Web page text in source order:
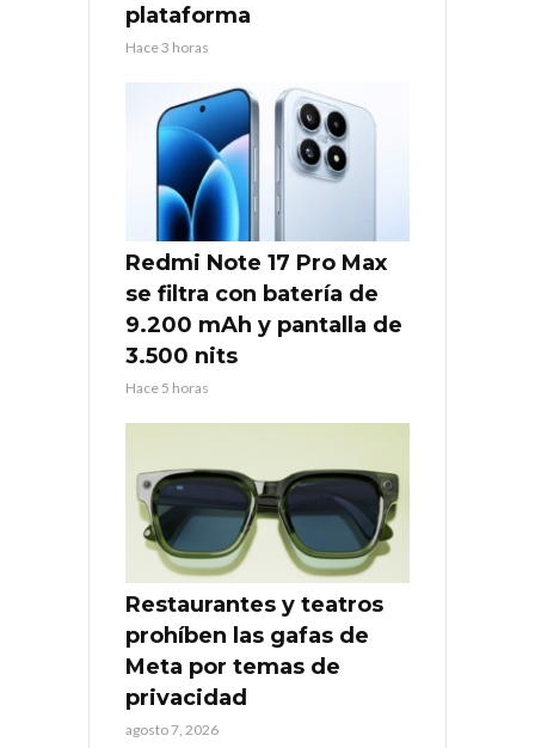
plataforma
Hace 3 horas
Redmi Note 17 Pro Max
se filtra con batería de
9.200 mAh y pantalla de
3.500 nits
Hace 5 horas
Restaurantes y teatros
prohíben las gafas de
Meta por temas de
privacidad
agosto 7, 2026